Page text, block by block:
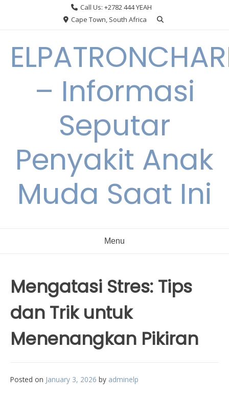
Call Us: +2782 444 YEAH
Cape Town, South Africa
– Informasi
Seputar
Penyakit Anak
Muda Saat Ini
Menu
Mengatasi Stres: Tips
dan Trik untuk
Menenangkan Pikiran
Posted on January 3, 2026 by adminelp